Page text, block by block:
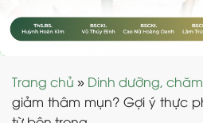
Trang chủ » Dinh dưỡng,
giảm thâm mụn? Gợi ý thực